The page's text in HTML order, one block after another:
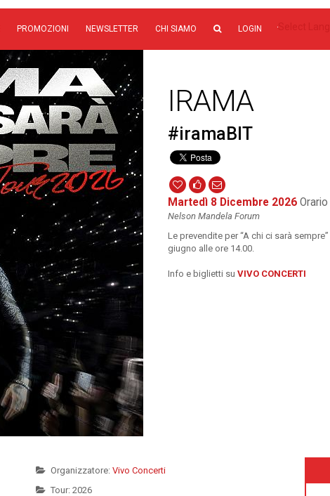
PROMOZIONI NEWSLETTER CHI SIAMO LOGIN
IRAMA
#iramaBIT
Martedì 8 Dicembre 2026
Nelson Mandela Forum
Le prevendite per “A chi ci sarà
giugno alle ore 14.00.
Info e biglietti su VIVO CONCERTI
Organizzatore: Vivo Concerti
Tour: 2026